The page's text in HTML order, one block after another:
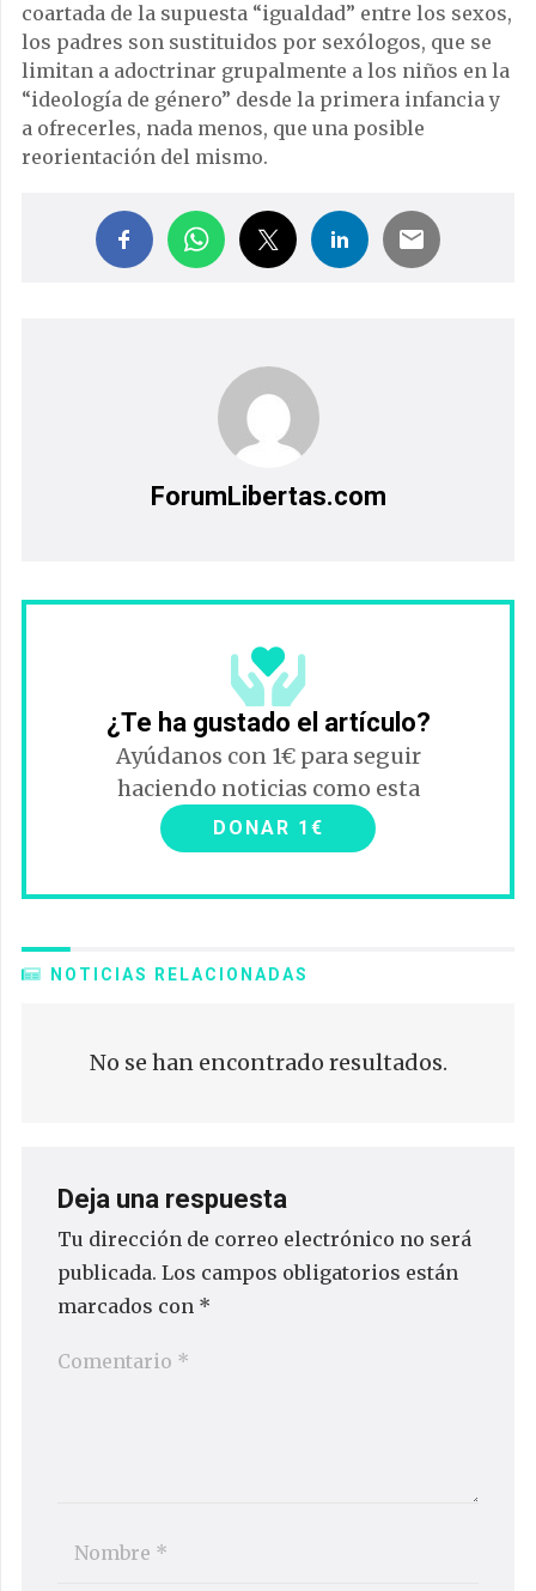
coartada de la supuesta “igualdad” entre los sexos,
los padres son sustituidos por sexólogos, que se
limitan a adoctrinar grupalmente a los niños en la
“ideología de género” desde la primera infancia y
a ofrecerles, nada menos, que una posible
reorientación del mismo.
ForumLibertas.com
¿Te ha gustado el artículo?
Ayúdanos con 1€ para seguir
haciendo noticias como esta
DONAR 1€
NOTICIAS RELACIONADAS
No se han encontrado resultados.
Deja una respuesta
Tu dirección de correo electrónico no será
publicada. Los campos obligatorios están
marcados con *